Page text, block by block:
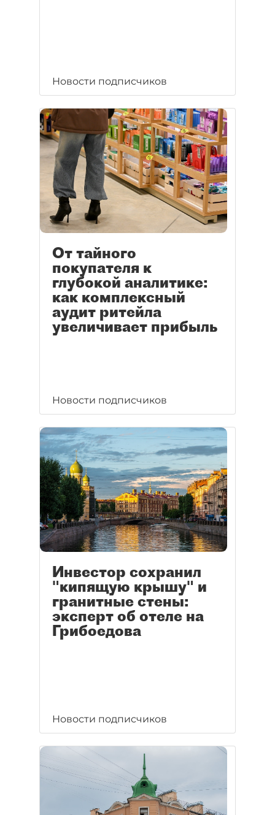
Новости подписчиков
От тайного
покупателя к
глубокой аналитике:
как комплексный
аудит ритейла
увеличивает прибыль
Новости подписчиков
Инвестор сохранил
"кипящую крышу" и
гранитные стены:
эксперт об отеле на
Грибоедова
Новости подписчиков